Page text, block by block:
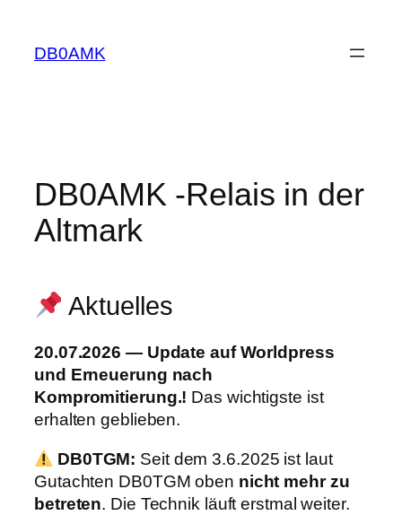
springen
DB0AMK
DB0AMK -Relais in der
Altmark
Aktuelles
20.07.2026 — Update auf Worldpress
und Erneuerung nach
Kompromitierung.! Das wichtigste ist
erhalten geblieben.
DB0TGM: Seit dem 3.6.2025 ist laut
Gutachten DB0TGM oben nicht mehr zu
betreten. Die Technik läuft erstmal weiter.